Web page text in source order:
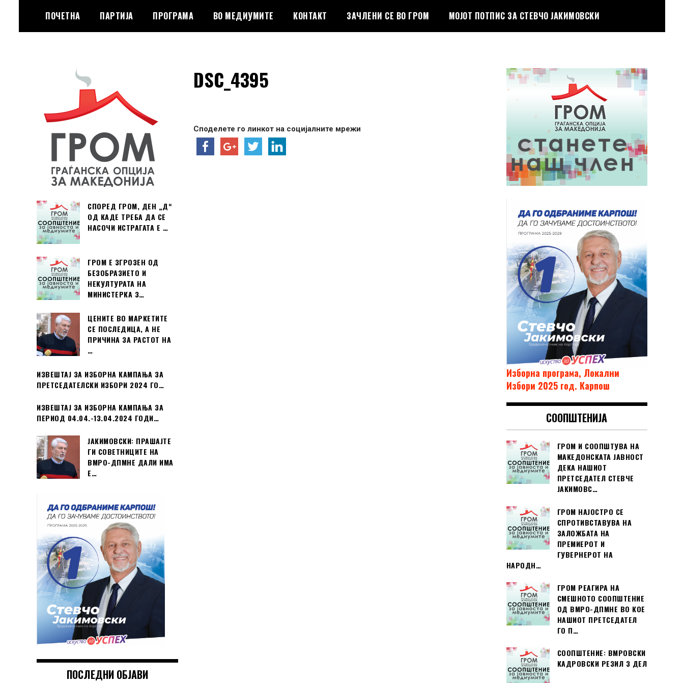
content
ПОЧЕТНА ПАРТИЈА ПРОГРАМА ВО МЕДИУМИТЕ КОНТАКТ ЗАЧЛЕНИ СЕ ВО ГРОМ МОЈОТ ПОТПИС ЗА СТЕВЧО ЈАКИМОВСКИ
Граѓанска Опција
за Македонија
DSC_4395
Споделете го линкот на социјалните мрежи
СПОРЕД ГРОМ, ДЕН „Д“
ОД КАДЕ ТРЕБА ДА СЕ
НАСОЧИ ИСТРАГАТА Е …
ГРОМ Е ЗГРОЗЕН ОД
БЕЗОБРАЗИЕТО И
НЕКУЛТУРАТА НА
МИНИСТЕРКА З…
ЦЕНИТЕ ВО МАРКЕТИТЕ
СЕ ПОСЛЕДИЦА, А НЕ
ПРИЧИНА ЗА РАСТОТ НА
…
ИЗВЕШТАЈ ЗА ИЗБОРНА КАМПАЊА ЗА
ПРЕТСЕДАТЕЛСКИ ИЗБОРИ 2024 ГО…
ИЗВЕШТАЈ ЗА ИЗБОРНА КАМПАЊА ЗА
ПЕРИОД 04.04.-13.04.2024 ГОДИ…
ЈАКИМОВСКИ: ПРАШАЈТЕ
ГИ СОВЕТНИЦИТЕ НА
ВМРО-ДПМНЕ ДАЛИ ИМА
Е…
ПОСЛЕДНИ ОБЈАВИ
Изборна програма, Локални
Избори 2025 год. Карпош
СООПШТЕНИЈА
ГРОМ И СООПШТУВА НА
МАКЕДОНСКАТА ЈАВНОСТ
ДЕКА НАШИОТ
ПРЕТСЕДАТЕЛ СТЕВЧЕ
ЈАКИМОВС…
ГРОМ НАЈОСТРО СЕ
СПРОТИВСТАВУВА НА
ЗАЛОЖБАТА НА
ПРЕМИЕРОТ И
ГУВЕРНЕРОТ НА
НАРОДН…
ГРОМ РЕАГИРА НА
СМЕШНОТО СООПШТЕНИЕ
ОД ВМРО-ДПМНЕ ВО КОЕ
НАШИОТ ПРЕТСЕДАТЕЛ
ГО П…
СООПШТЕНИЕ: ВМРОВСКИ
КАДРОВСКИ РЕЗИЛ 3 ДЕЛ